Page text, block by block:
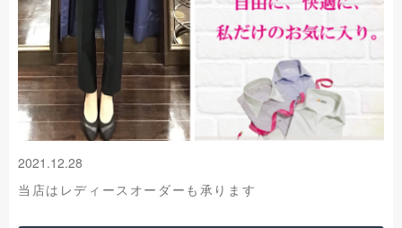
2021.12.28
当店はレディースオーダーも承ります